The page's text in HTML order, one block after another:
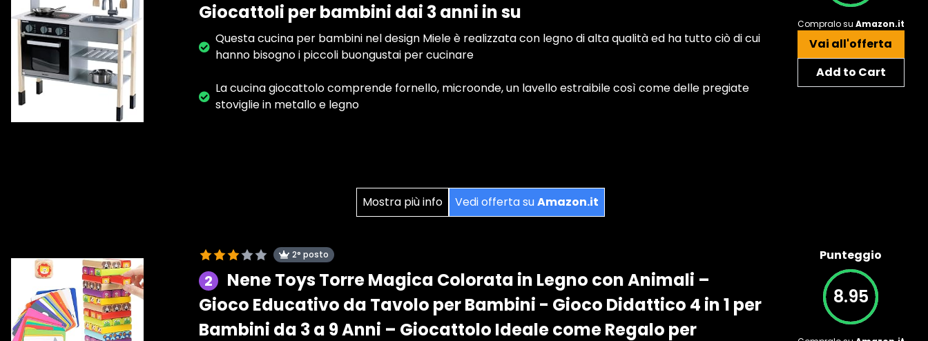
Giocattoli per bambini dai 3 anni in su
Questa cucina per bambini nel design Miele è realizzata con legno di alta qualità ed ha tutto ciò di cui
hanno bisogno i piccoli buongustai per cucinare
La cucina giocattolo comprende fornello, microonde, un lavello estraibile così come delle pregiate
stoviglie in metallo e legno
Mostra più info Vedi offerta suAmazon.it
Compralo su Amazon.it
Vai all'offerta
Add to Cart
2° posto
2
Nene Toys Torre Magica Colorata in Legno con Animali –
Gioco Educativo da Tavolo per Bambini - Gioco Didattico 4 in 1 per
Bambini da 3 a 9 Anni – Giocattolo Ideale come Regalo per
Punteggio
8.95